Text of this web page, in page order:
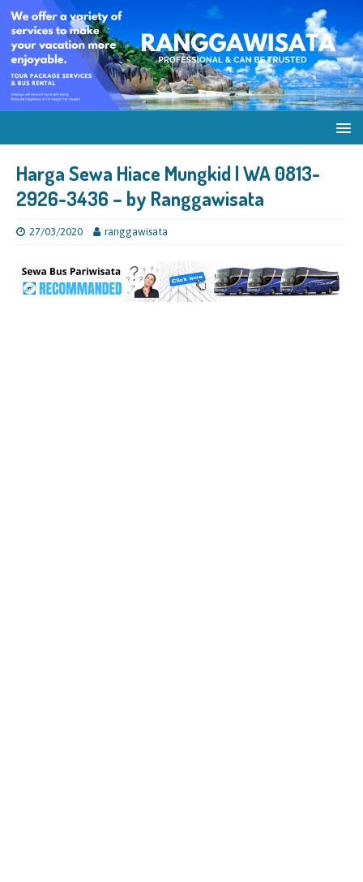
Harga Sewa Hiace Mungkid | WA 0813-
2926-3436 – by Ranggawisata
27/03/2020 ranggawisata